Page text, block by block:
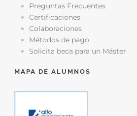
Preguntas Frecuentes
Certificaciones
Colaboraciones
Métodos de pago
Solicita beca para un Máster
MAPA DE ALUMNOS